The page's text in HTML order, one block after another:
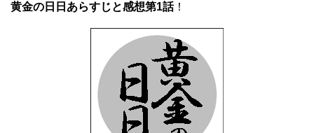
黄金の日日あらすじと感想第1話！